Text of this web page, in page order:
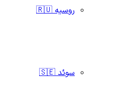
روسیه 🇷🇺
سوئد 🇸🇪